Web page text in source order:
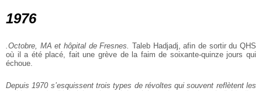
1976
.Octobre, MA et hôpital de Fresnes. Taleb Hadjadj, afin de sortir du QHS
où il a été placé, fait une grève de la faim de soixante-quinze jours qui
échoue.
Depuis 1970 s’esquissent trois types de révoltes qui souvent reflètent les